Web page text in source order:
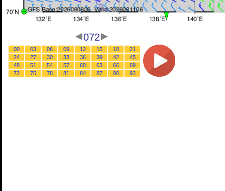
072
00 03 06 09 12 15 18
21
24
27 30 33 36 39 42
45
48
51 54 57 60 63 66
69
72
75 78 81 84 87 90 93